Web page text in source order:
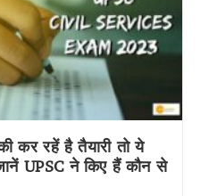
कर रहें है तैयारी तो ये
UPSC ने किए हैं कौन से